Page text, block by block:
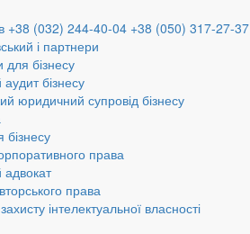
+38 (032) 244-40-04 +38 (050) 317-27-37
і партнери
бізнесу
бізнесу
юридичний супровід бізнесу
бізнесу
права
адвокат
права
інтелектуальної власності